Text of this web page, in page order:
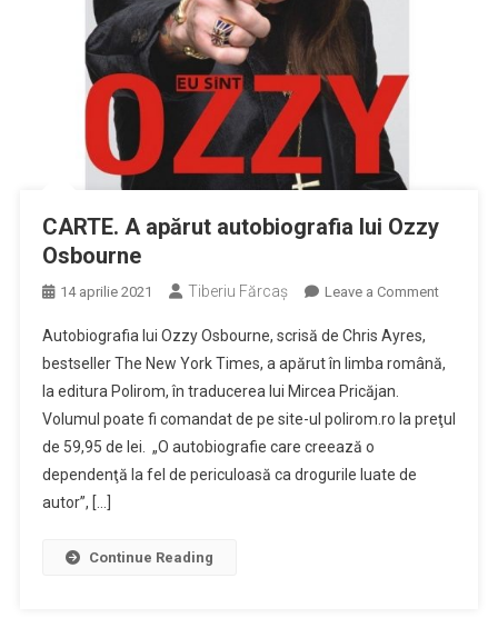
CARTE. A apărut autobiografia lui Ozzy
Osbourne
14 aprilie 2021 Tiberiu Fărcaş Leave a Commenton
apărut
lui
Autobiografia lui Ozzy Osbourne, scrisă de Chris Ayres,
bestseller The New York Times, a apărut în limba română,
la editura Polirom, în traducerea lui Mircea Pricăjan.
Volumul poate fi comandat de pe site-ul polirom.ro la preţul
de 59,95 de lei. „O autobiografie care creează o
dependenţă la fel de periculoasă ca drogurile luate de
autor”, […]
Continue Reading